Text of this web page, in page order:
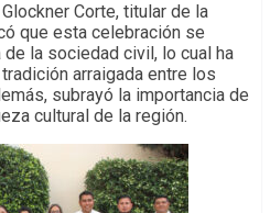
Corte, titular de la
que esta celebración se
la sociedad civil, lo cual ha
arraigada entre los
subrayó la importancia de
cultural de la región.